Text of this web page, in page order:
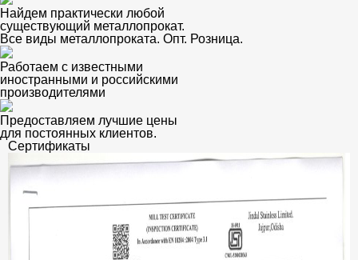
Найдем практически любой
существующий металлопрокат.
Все виды металлопроката. Опт. Розница.
Работаем с известными
иностранными и российскими
производителями
Предоставляем лучшие цены
для постоянных клиентов.
Сертификаты